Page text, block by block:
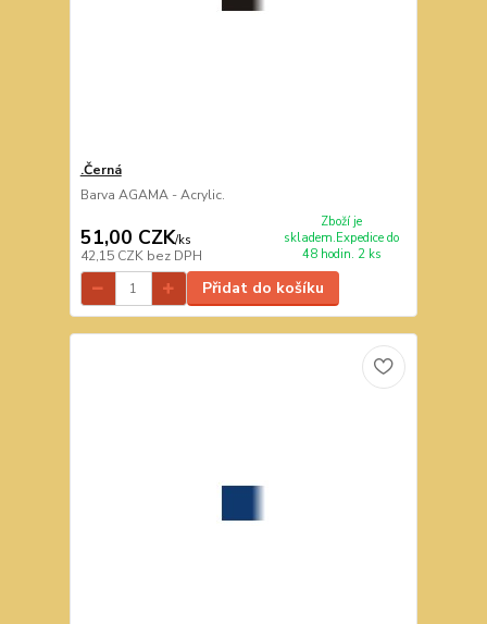
.Černá
Barva AGAMA - Acrylic.
51,00 CZK/ks
42,15 CZK bez DPH
Zboží je
skladem.Expedice do
48 hodin. 2 ks
Přidat do košíku